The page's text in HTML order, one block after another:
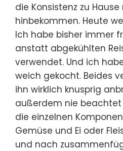
die Konsistenz zu
hinbekommen. Heute
Ich habe bisher immer
anstatt abgekühlten
verwendet. Und ich
weich gekocht. Beides
ihn wirklich knusprig
außerdem nie
die einzelnen
Gemüse und Ei oder
und nach